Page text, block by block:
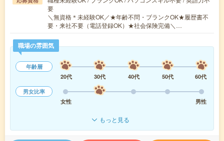
要
＼無資格＊未経験OK／★年齢不問・ブランクOK★履歴書不
要・来社不要（電話登録OK）★社会保険完備＼…
職場の雰囲気
年齢層
20代
30代 40代 50代
60代
男女比率
女性
男性
もっと見る